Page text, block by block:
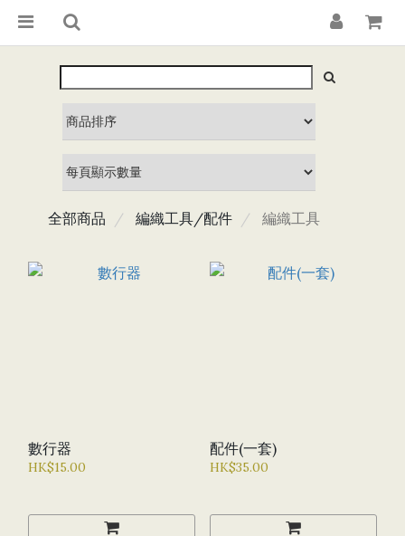
全部商品 編織工具/配件 編織工具
數行器
HK$15.00
配件(一套)
HK$35.00